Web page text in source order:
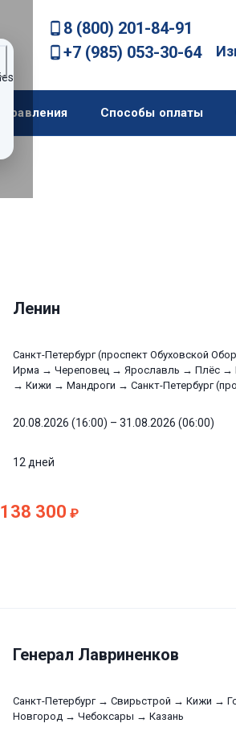
8 (800) 201-84-91
+7 (985) 053-30-64
Способы оплаты
Ленин
Санкт-Петербург (проспект Обуховской
Ирма → Череповец → Ярославль → Плёс
→ Кижи → Мандроги → Санкт-Петербург
20.08.2026 (16:00) – 31.08.2026 (06:00)
12 дней
138 300 ₽
Генерал Лавриненков
Санкт-Петербург → Свирьстрой → Кижи
Новгород → Чебоксары → Казань